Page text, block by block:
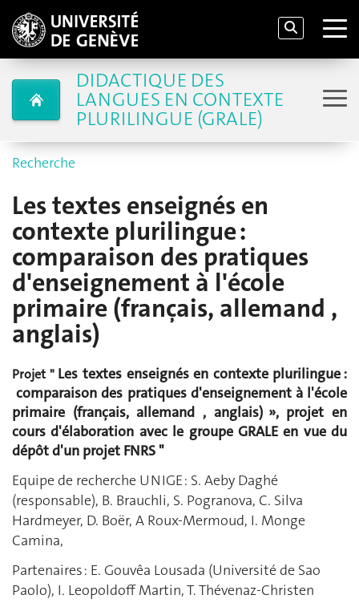
DIDACTIQUE DES
LANGUES EN CONTEXTE
PLURILINGUE (GRALE)
Recherche
Les textes enseignés en
contexte plurilingue :
comparaison des pratiques
d'enseignement à l'école
primaire (français, allemand ,
anglais)
Projet " Les textes enseignés en contexte plurilingue :
comparaison des pratiques d'enseignement à l'école
primaire (français, allemand , anglais) », projet en
cours d'élaboration avec le groupe GRALE en vue du
dépôt d'un projet FNRS "
Equipe de recherche UNIGE : S. Aeby Daghé
(responsable), B. Brauchli, S. Pogranova, C. Silva
Hardmeyer, D. Boër, A Roux-Mermoud, I. Monge
Camina,
Partenaires : E. Gouvêa Lousada (Université de Sao
Paolo), I. Leopoldoff Martin, T. Thévenaz-Christen